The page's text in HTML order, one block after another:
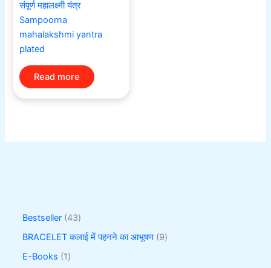
संपूर्ण महालक्ष्मी यंत्र
Sampoorna
mahalakshmi yantra
plated
Read more
Bestseller 43
BRACELET कलाई में पहनने का आभूषण 9
E-Books 1